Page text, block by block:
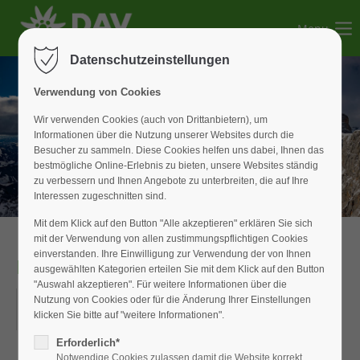
Der Eintrag "offcanvas-col2" existiert leider nicht.
Der Eintrag "offcanvas-col3" existiert leider nicht.
Der Eintrag "offcanvas-col4" existiert leider nicht.
Menu
RAD_Tagestour
23.06.2018
ORT: HÖFATS
Datenschutzeinstellungen
Verwendung von Cookies
Wir verwenden Cookies (auch von Drittanbietern), um
Informationen über die Nutzung unserer Websites durch die
Besucher zu sammeln. Diese Cookies helfen uns dabei, Ihnen das
bestmögliche Online-Erlebnis zu bieten, unsere Websites ständig
zu verbessern und Ihnen Angebote zu unterbreiten, die auf Ihre
Interessen zugeschnitten sind.
Mit dem Klick auf den Button "Alle akzeptieren" erklären Sie sich
mit der Verwendung von allen zustimmungspflichtigen Cookies
einverstanden. Ihre Einwilligung zur Verwendung der von Ihnen
ausgewählten Kategorien erteilen Sie mit dem Klick auf den Button
"Auswahl akzeptieren". Für weitere Informationen über die
Nutzung von Cookies oder für die Änderung Ihrer Einstellungen
klicken Sie bitte auf "weitere Informationen".
Erforderlich*
Notwendige Cookies zulassen damit die Website korrekt